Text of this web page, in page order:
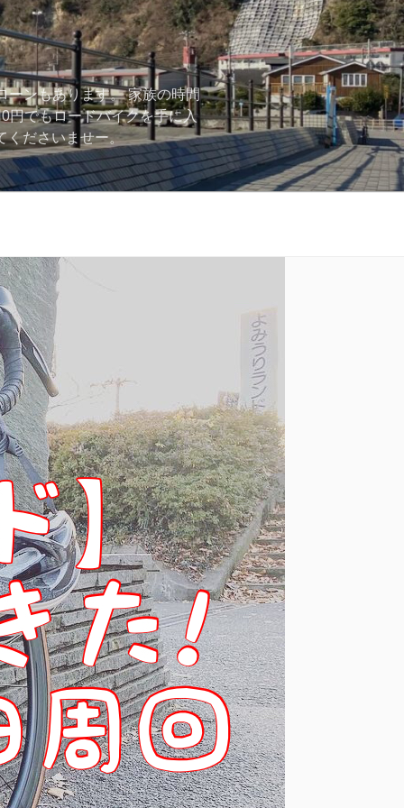
ーンもあります。 家族の時間
円でもロードバイクを手に入
くださいませー。